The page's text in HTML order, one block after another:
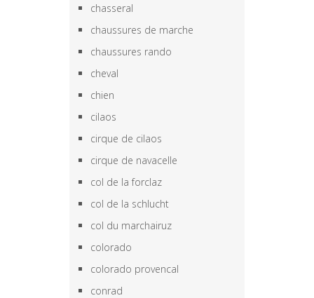
chasseral
chaussures de marche
chaussures rando
cheval
chien
cilaos
cirque de cilaos
cirque de navacelle
col de la forclaz
col de la schlucht
col du marchairuz
colorado
colorado provencal
conrad